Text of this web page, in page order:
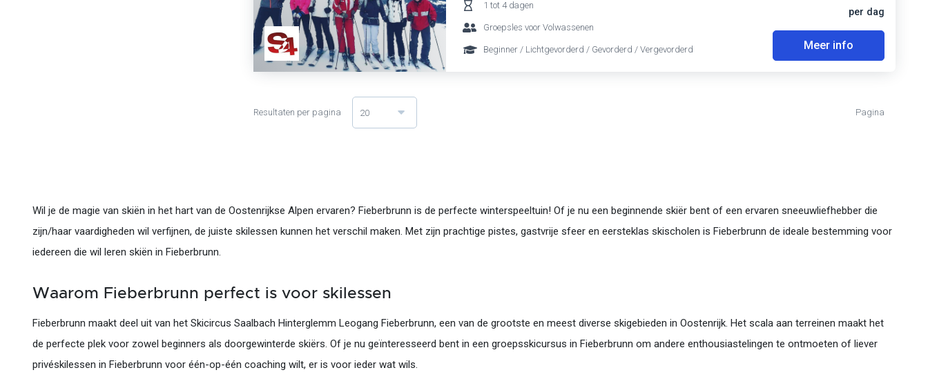
1 tot 4 dagen
Groepsles voor Volwassenen
Beginner / Lichtgevorderd / Gevorderd / Vergevorderd
per dag
Meer info
Resultaten per pagina 20 Pagina
Wil je de magie van skiën in het hart van de Oostenrijkse Alpen ervaren? Fieberbrunn is de perfecte winterspeeltuin! Of je nu een beginnende skiër bent of een ervaren sneeuwliefhebber die
zijn/haar vaardigheden wil verfijnen, de juiste skilessen kunnen het verschil maken. Met zijn prachtige pistes, gastvrije sfeer en eersteklas skischolen is Fieberbrunn de ideale bestemming voor
iedereen die wil leren skiën in Fieberbrunn.
Waarom Fieberbrunn perfect is voor skilessen
Fieberbrunn maakt deel uit van het Skicircus Saalbach Hinterglemm Leogang Fieberbrunn, een van de grootste en meest diverse skigebieden in Oostenrijk. Het scala aan terreinen maakt het
de perfecte plek voor zowel beginners als doorgewinterde skiërs. Of je nu geïnteresseerd bent in een groepsskicursus in Fieberbrunn om andere enthousiastelingen te ontmoeten of liever
privéskilessen in Fieberbrunn voor één-op-één coaching wilt, er is voor ieder wat wils.